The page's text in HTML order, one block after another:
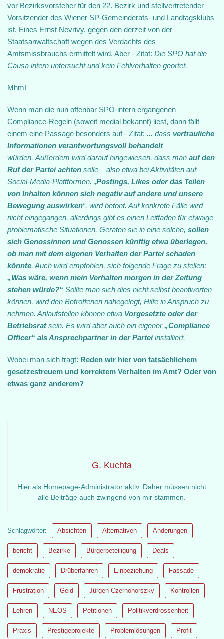
vor Bezirksvorsteher für den 22. Bezirk und stellvertretender
Vorsitzender des Wiener SP-Gemeinderats- und Landtagsklubs
ist. Eines Ernst Nevrivy, gegen den derzeit von der
Staatsanwaltschaft wegen des Verdachts des
Amtsmissbrauchs ermittelt wird. Aber - Zitat: Die SPÖ hat die
Causa intern untersucht und kein Fehlverhalten geortet.
Mhm!
Wenn man die nun offenbar SPÖ-intern ergangenen
Compliance-Regeln (soweit medial bekannt) liest, dann fällt
einem eine Passage besonders auf - Zitat: ... dass vertrauliche
Informationen verantwortungsvoll behandelt
würden. Außerdem wird darauf hingewiesen, dass man auf den
Ruf der Partei achten solle – also etwa bei Aktivitäten auf
Social-Media-Plattformen. „Postings, Likes oder das Teilen
von Inhalten können sich negativ auf andere und unsere
Bewegung auswirken“, wird betont. Auf konkrete Fälle wird
nicht eingegangen, allerdings gibt es einen Leitfaden für etwaige
problematische Situationen. Geraten sie in eine solche, sollen
sich Genossinnen und Genossen künftig etwa überlegen,
ob man mit dem eigenen Verhalten der Partei schaden
könnte. Auch wird empfohlen, sich folgende Frage zu stellen:
„Was wäre, wenn mein Verhalten morgen in der Zeitung
stehen würde?“ Sollte man sich dies nicht selbst beantworten
können, wird den Betroffenen nahegelegt, Hilfe in Anspruch zu
nehmen. Anlaufstellen können etwa Vorgesetzte oder der
Betriebsratsein. Es wird aber auch ein eigener„Compliance
Officer“ als Ansprechpartner in der Parteiinstalliert.
Wobei man sich fragt: Reden wir hier von tatsächlichem
gesetzestreuem und korrektem Verhalten im Amt? Oder von
etwas ganz anderem?
G. Kuchta
Hier als Homepage-Administrator aktiv. Daher müssen nicht
alle Beiträge auch zwingend von mir stammen.
Schlagwörter: Absichten Alternativen Änderungen
bericht Bezirke Bürgerbeteiligung Deals
demokratie Drüberfahren Einbeziehung Fassade
Frustration Geld Jürgen Czernohorszky Kontrollen
Lehren NEOS Petitionen Politikverdrossenheit
Praxis Prestigeprojekte Problemlösungen Profit